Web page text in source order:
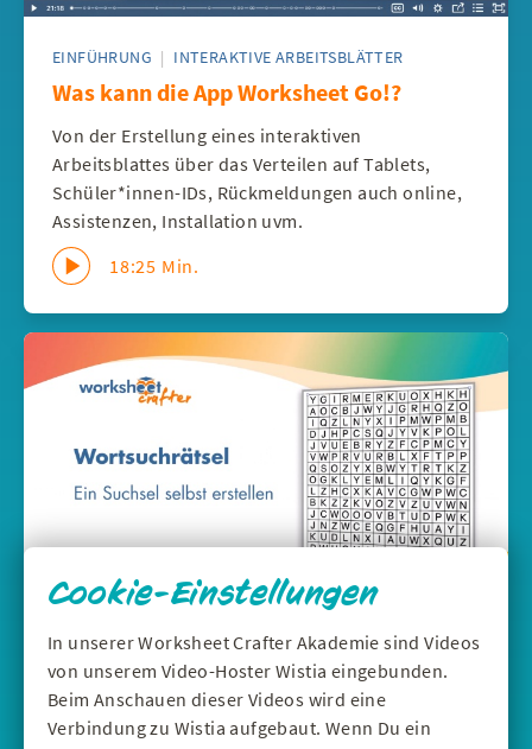
Cookie-Einstellungen
In unserer Worksheet Crafter Akademie sind Videos
von unserem Video-Hoster Wistia eingebunden.
Beim Anschauen dieser Videos wird eine
Verbindung zu Wistia aufgebaut. Wenn Du ein
EINFÜHRUNG | INTERAKTIVE ARBEITSBLÄTTER
Was kann die App Worksheet Go!?
Von der Erstellung eines interaktiven
Arbeitsblattes über das Verteilen auf Tablets,
Schüler*innen-IDs, Rückmeldungen auch online,
Assistenzen, Installation uvm.
18:25 Min.
DEUTSCH | WERKZEUGE
Wortsuchrätsel selbst erstellen - Suchsel
im Worksheet Crafter